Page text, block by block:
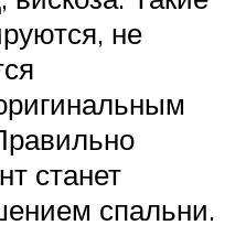
не
станет
спальни.